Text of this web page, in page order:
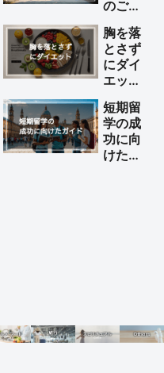
方法
のご利
る方法
胸を落
とさず
にダイ
エット
法
短期留
学の成
功に向
けた完